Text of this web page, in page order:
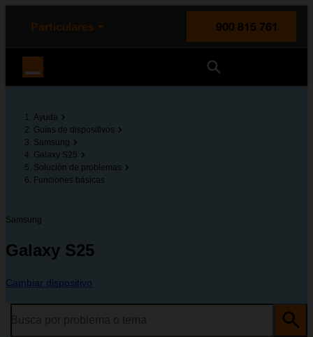
principal
la página
Particulares
900 815 761
Ayuda
Guías de dispositivos
Samsung
Galaxy S25
Solución de problemas
Funciones básicas
Samsung
Galaxy S25
Cambiar dispositivo